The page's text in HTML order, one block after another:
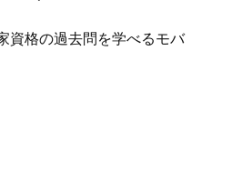
資格の過去問を学べるモバ